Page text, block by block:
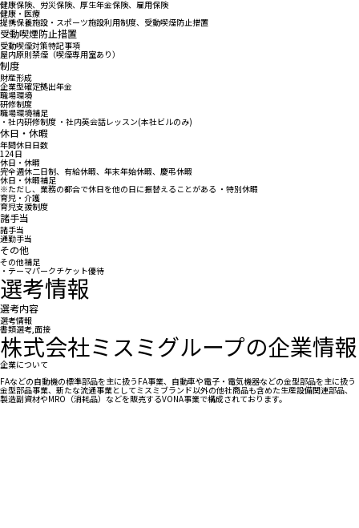
健康保険、労災保険、厚生年金保険、雇用保険
健康・医療
提携保養施設・スポーツ施設利用制度、受動喫煙防止措置
受動喫煙防止措置
受動喫煙対策特記事項
屋内原則禁煙（喫煙専用室あり）
制度
財産形成
企業型確定拠出年金
職場環境
研修制度
職場環境補足
・社内研修制度 ・社内英会話レッスン(本社ビルのみ)
休日・休暇
年間休日日数
124日
休日・休暇
完全週休二日制、有給休暇、年末年始休暇、慶弔休暇
休日・休暇補足
※ただし、業務の都合で休日を他の日に振替えることがある ・特別休暇
育児・介護
育児支援制度
諸手当
諸手当
通勤手当
その他
その他補足
・テーマパークチケット優待
選考情報
選考内容
選考情報
書類選考,面接
株式会社ミスミグループの企業情報
企業について
FAなどの自動機の標準部品を主に扱うFA事業、自動車や電子・電気機器などの金型部品を主に扱う
金型部品事業、新たな流通事業としてミスミブランド以外の他社商品も含めた生産設備関連部品、
製造副資材やMRO（消耗品）などを販売するVONA事業で構成されております。